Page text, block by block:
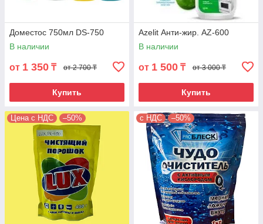
Доместос 750мл DS-750
В наличии
от 1 350 ₸ от 2 700 ₸
Купить
Azelit Анти-жир. AZ-600
В наличии
от 1 500 ₸ от 3 000 ₸
Купить
Цена с НДС –50% с НДС –50%